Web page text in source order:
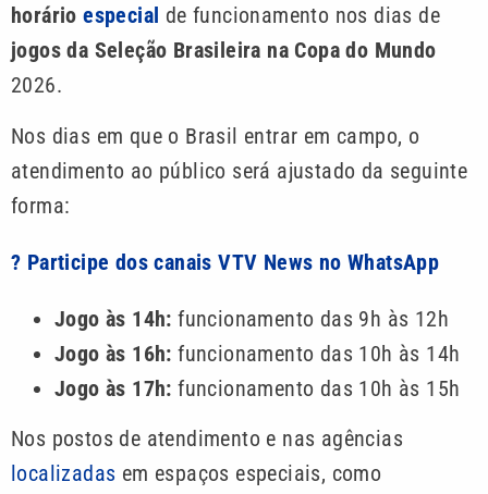
horárioespecial de funcionamento nos dias de
jogos da Seleção Brasileira na Copa do Mundo
2026.
Nos dias em que o Brasil entrar em campo, o
atendimento ao público será ajustado da seguinte
forma:
? Participe dos canais VTV News no WhatsApp
Jogo às 14h: funcionamento das 9h às 12h
Jogo às 16h: funcionamento das 10h às 14h
Jogo às 17h: funcionamento das 10h às 15h
Nos postos de atendimento e nas agências
localizadas em espaços especiais, como